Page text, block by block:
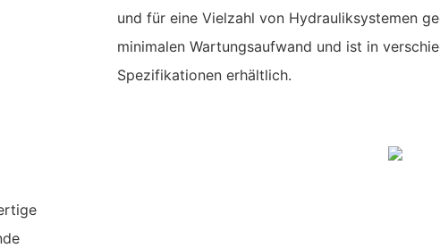
und für eine Vielzahl von Hydrauliksystemen
minimalen Wartungsaufwand und ist in
Spezifikationen erhältlich.